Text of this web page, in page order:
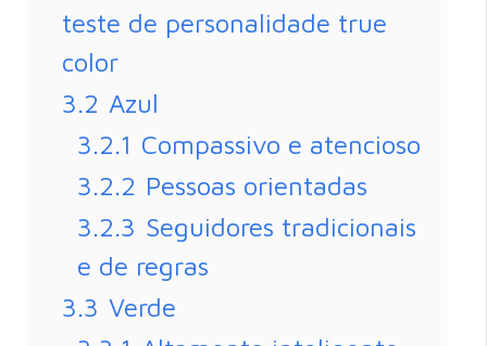
teste de personalidade true
color
3.2 Azul
3.2.1 Compassivo e atencioso
3.2.2 Pessoas orientadas
3.2.3 Seguidores tradicionais
e de regras
3.3 Verde